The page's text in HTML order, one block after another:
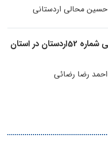
حسین محالی اردستانی
دفتر اسناد رسمی شماره 52اردستان در استان
احمد رضا رضائی